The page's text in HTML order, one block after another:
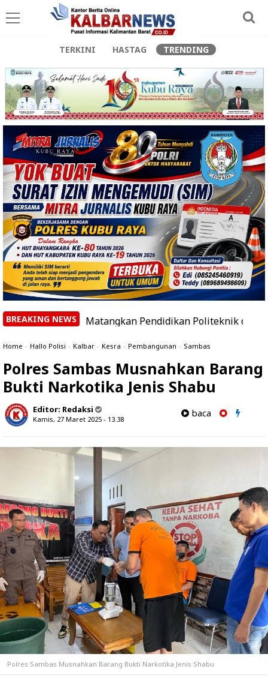
TERKINI HASTAG TRENDING
BREAKING NEWS
Matangkan Pendidikan Politeknik di Silat Hilir |
Home » Hallo Polisi » Kalbar » Kesra » Pembangunan » Sambas
Polres Sambas Musnahkan Barang
Bukti Narkotika Jenis Shabu
Editor: Redaksi
Kamis, 27 Maret 2025 - 13.38
baca
Polres Sambas Musnahkan Barang Bukti Narkotika Jenis Shabu